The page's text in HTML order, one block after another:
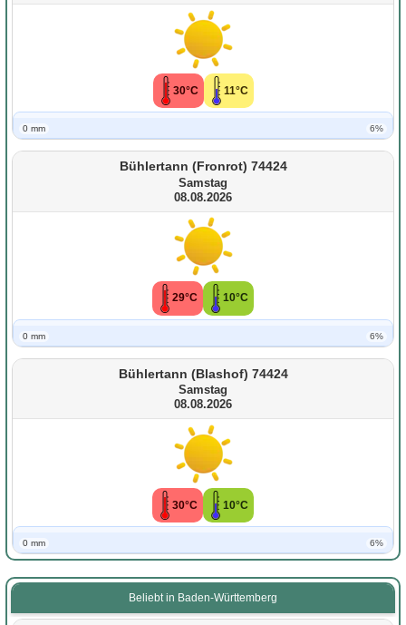
30°C 11°C
0 mm 6%
Bühlertann (Fronrot) 74424
Samstag
08.08.2026
29°C 10°C
0 mm 6%
Bühlertann (Blashof) 74424
Samstag
08.08.2026
30°C 10°C
0 mm 6%
Beliebt in Baden-Württemberg